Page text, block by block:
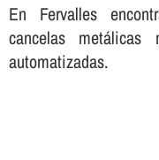
En Fervalles
cancelas metálicas
automatizadas.